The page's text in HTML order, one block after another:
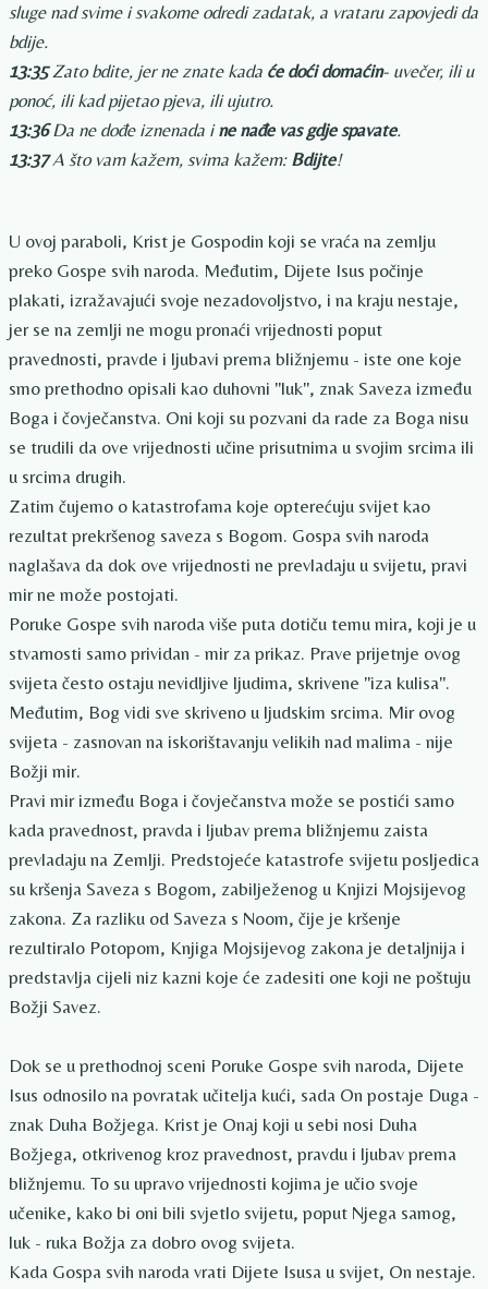
sluge nad svime i svakome odredi zadatak, a vrataru zapovjedi da
bdije.
13:35Zato bdite, jer ne znate kada će doći domaćin- uvečer, ili u
ponoć, ili kad pijetao pjeva, ili ujutro.
13:36Da ne dođe iznenada ine nađe vas gdje spavate.
13:37A što vam kažem, svima kažem: Bdijte!
U ovoj paraboli, Krist je Gospodin koji se vraća na zemlju
preko Gospe svih naroda. Međutim, Dijete Isus počinje
plakati, izražavajući svoje nezadovoljstvo, i na kraju nestaje,
jer se na zemlji ne mogu pronaći vrijednosti poput
pravednosti, pravde i ljubavi prema bližnjemu - iste one koje
smo prethodno opisali kao duhovni "luk", znak Saveza između
Boga i čovječanstva. Oni koji su pozvani da rade za Boga nisu
se trudili da ove vrijednosti učine prisutnima u svojim srcima ili
u srcima drugih.
Zatim čujemo o katastrofama koje opterećuju svijet kao
rezultat prekršenog saveza s Bogom. Gospa svih naroda
naglašava da dok ove vrijednosti ne prevladaju u svijetu, pravi
mir ne može postojati.
Poruke Gospe svih naroda više puta dotiču temu mira, koji je u
stvarnosti samo prividan - mir za prikaz. Prave prijetnje ovog
svijeta često ostaju nevidljive ljudima, skrivene "iza kulisa".
Međutim, Bog vidi sve skriveno u ljudskim srcima. Mir ovog
svijeta - zasnovan na iskorištavanju velikih nad malima - nije
Božji mir.
Pravi mir između Boga i čovječanstva može se postići samo
kada pravednost, pravda i ljubav prema bližnjemu zaista
prevladaju na Zemlji. Predstojeće katastrofe svijetu posljedica
su kršenja Saveza s Bogom, zabilježenog u Knjizi Mojsijevog
zakona. Za razliku od Saveza s Noom, čije je kršenje
rezultiralo Potopom, Knjiga Mojsijevog zakona je detaljnija i
predstavlja cijeli niz kazni koje će zadesiti one koji ne poštuju
Božji Savez.
Dok se u prethodnoj sceni Poruke Gospe svih naroda, Dijete
Isus odnosilo na povratak učitelja kući, sada On postaje Duga -
znak Duha Božjega. Krist je Onaj koji u sebi nosi Duha
Božjega, otkrivenog kroz pravednost, pravdu i ljubav prema
bližnjemu. To su upravo vrijednosti kojima je učio svoje
učenike, kako bi oni bili svjetlo svijetu, poput Njega samog,
luk - ruka Božja za dobro ovog svijeta.
Kada Gospa svih naroda vrati Dijete Isusa u svijet, On nestaje.